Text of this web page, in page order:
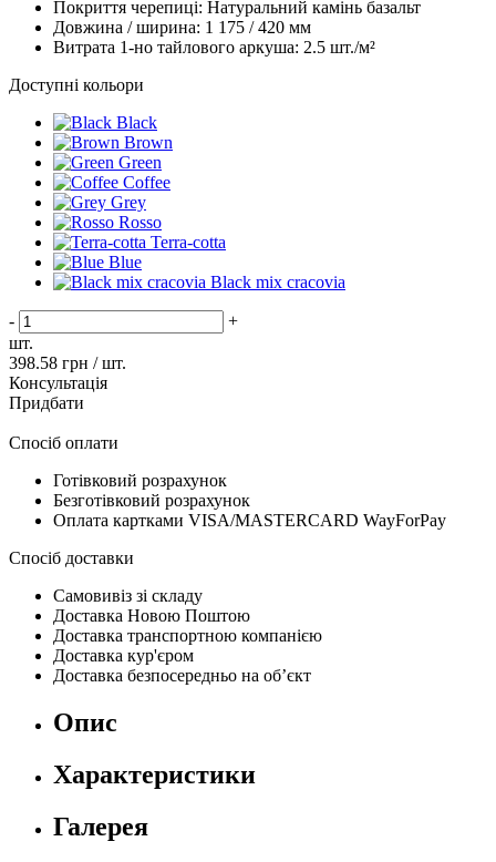
Покриття черепиці: Натуральний камінь базальт
Довжина / ширина: 1 175 / 420 мм
Витрата 1-но тайлового аркуша: 2.5 шт./м²
Доступні кольори
Black
Brown
Green
Coffee
Grey
Rosso
Terra-cotta
Blue
Black mix cracovia
-
+
шт.
398.58 грн / шт.
Консультація
Придбати
Спосіб оплати
Готівковий розрахунок
Безготівковий розрахунок
Оплата картками VISA/MASTERCARD WayForPay
Спосіб доставки
Самовивіз зі складу
Доставка Новою Поштою
Доставка транспортною компанією
Доставка кур'єром
Доставка безпосередньо на об’єкт
Опис
Характеристики
Галерея